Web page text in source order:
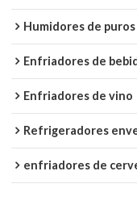
Humidores de puros
Enfriadores de
Enfriadores de vino
Refrigeradores
enfriadores de